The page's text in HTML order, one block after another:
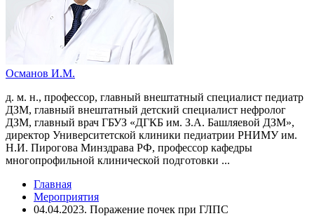
Османов И.М.
д. м. н., профессор, главный внештатный специалист педиатр
ДЗМ, главный внештатный детский специалист нефролог
ДЗМ, главный врач ГБУЗ «ДГКБ им. З.А. Башляевой ДЗМ»,
директор Университетской клиники педиатрии РНИМУ им.
Н.И. Пирогова Минздрава РФ, профессор кафедры
многопрофильной клинической подготовки ...
Главная
Мероприятия
04.04.2023. Поражение почек при ГЛПС